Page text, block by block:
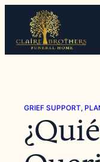
content
GRIEF SUPPORT,